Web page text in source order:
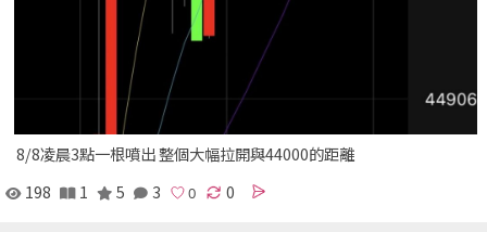
8/8凌晨3點一根噴出 整個大幅拉開與44000的距離
198
1 5 3 0